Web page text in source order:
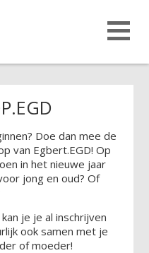
Doe dan mee de
van Egbert.EGD! Op
in het nieuwe jaar
jong en oud? Of
je je al inschrijven
ook samen met je
of moeder!